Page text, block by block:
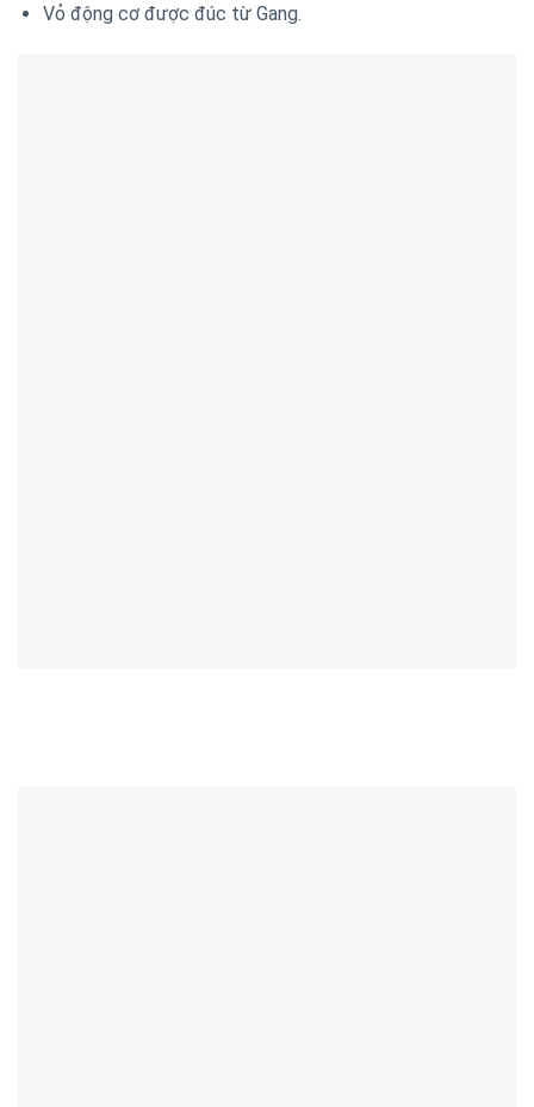
Vỏ động cơ được đúc từ Gang.